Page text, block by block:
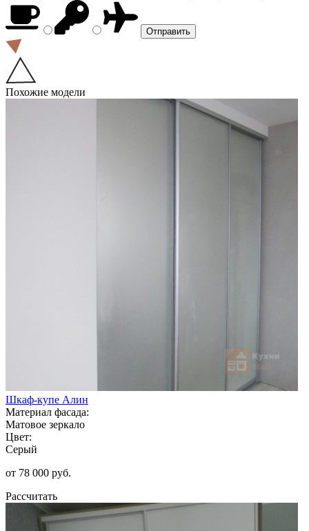
Похожие модели
Шкаф-купе Алин
Материал фасада:
Матовое зеркало
Цвет:
Серый
от 78 000 руб.
Рассчитать